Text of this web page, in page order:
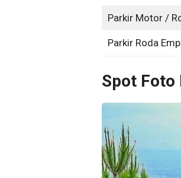
Parkir Motor /
Parkir Roda
Spot Foto